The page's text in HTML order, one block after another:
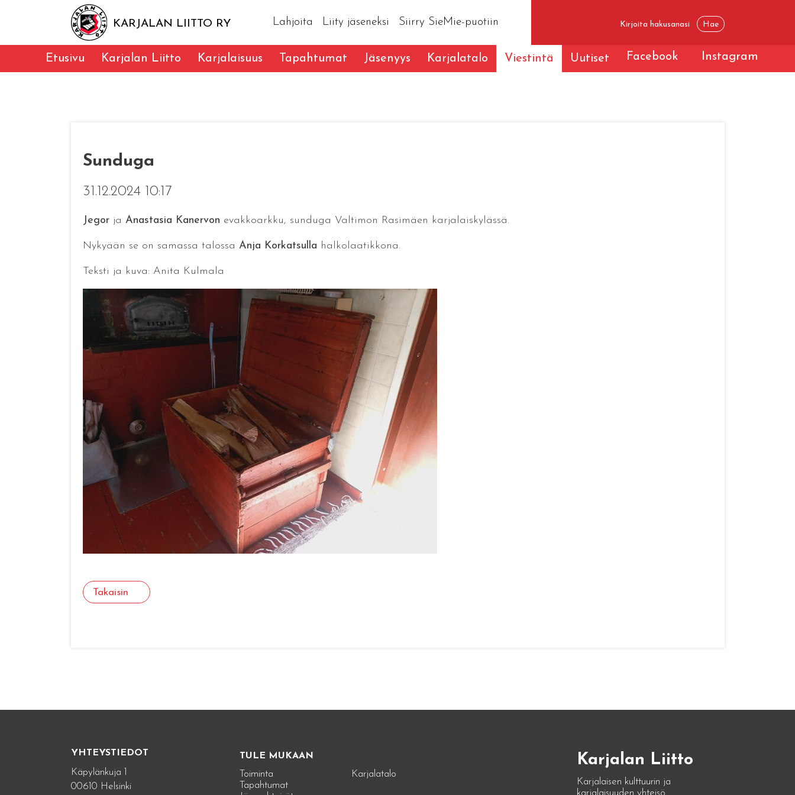
KARJALAN LIITTO RY Lahjoita Liity jäseneksi Siirry SieMie-puotiin
Etusivu Karjalan Liitto Karjalaisuus Tapahtumat Jäsenyys Karjalatalo Viestintä Uutiset Facebook Instagram
Sunduga
31.12.2024 10:17
Jegor ja Anastasia Kanervon evakkoarkku, sunduga Valtimon Rasimäen karjalaiskylässä.
Nykyään se on samassa talossa Anja Korkatsulla halkolaatikkona.
Teksti ja kuva: Anita Kulmala
Takaisin
YHTEYSTIEDOT
Käpylänkuja 1
00610 Helsinki
TULE MUKAAN
Toiminta
Tapahtumat
Karjalatalo
Karjalan Liitto
Karjalaisen kulttuurin ja